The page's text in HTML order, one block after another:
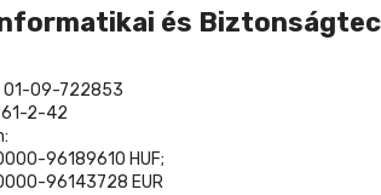
és
01-09-722853
2-42
96189610 HUF;
96143728 EUR